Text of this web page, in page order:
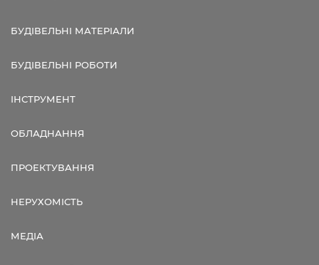
БУДІВЕЛЬНІ МАТЕРІАЛИ
БУДІВЕЛЬНІ РОБОТИ
ІНСТРУМЕНТ
ОБЛАДНАННЯ
ПРОЕКТУВАННЯ
НЕРУХОМІСТЬ
МЕДІА